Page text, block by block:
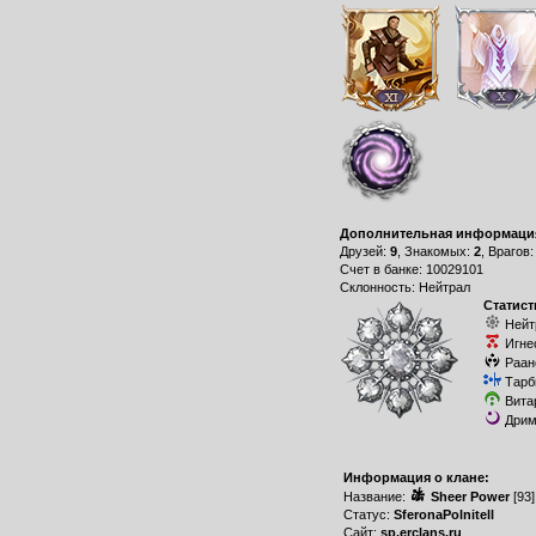
Дополнительная
Друзей: 9, Знакомых: 2, Врагов:
Счет в банке: 10029101
Склонность: Нейтрал
Информация о клане:
Название:
Sheer Power
Статус: SferonaPolnitell
Сайт: sp.erclans.ru